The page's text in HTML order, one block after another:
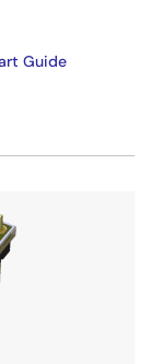
Guide